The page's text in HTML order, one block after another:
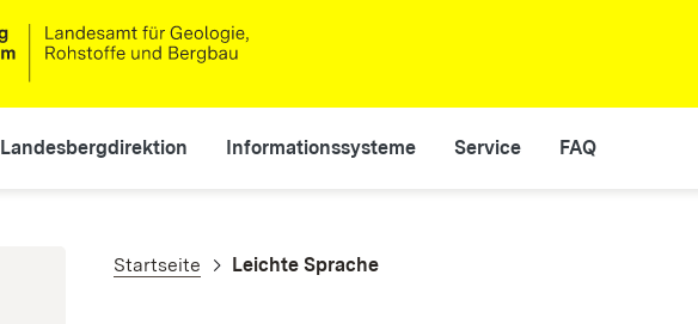
Landesbergdirektion Informationssysteme Service FAQ
Pfadnavigation
Startseite Leichte Sprache